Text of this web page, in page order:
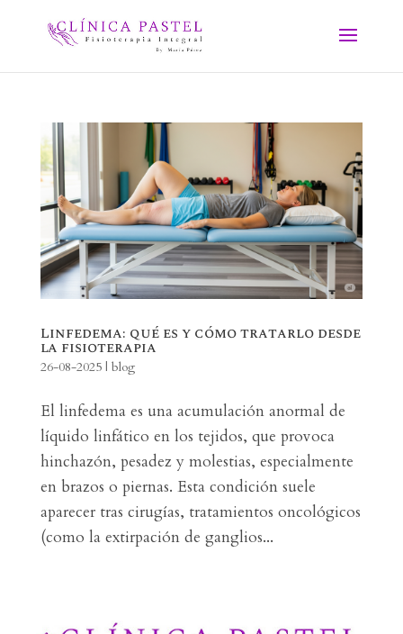
Linfedema: qué es y cómo tratarlo desde
la fisioterapia
26-08-2025| blog
El linfedema es una acumulación anormal de
líquido linfático en los tejidos, que provoca
hinchazón, pesadez y molestias, especialmente
en brazos o piernas. Esta condición suele
aparecer tras cirugías, tratamientos oncológicos
(como la extirpación de ganglios...